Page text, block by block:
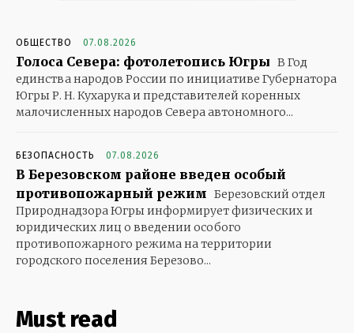
ОБЩЕСТВО 07.08.2026
Голоса Севера: фотолетопись Югры В Год
единства народов России по инициативе Губернатора
Югры Р. Н. Кухарука и представителей коренных
малочисленных народов Севера автономного...
БЕЗОПАСНОСТЬ 07.08.2026
В Березовском районе введен особый
противопожарный режим Березовский отдел
Природнадзора Югры информирует физических и
юридических лиц о введении особого
противопожарного режима на территории
городского поселения Березово...
Must read